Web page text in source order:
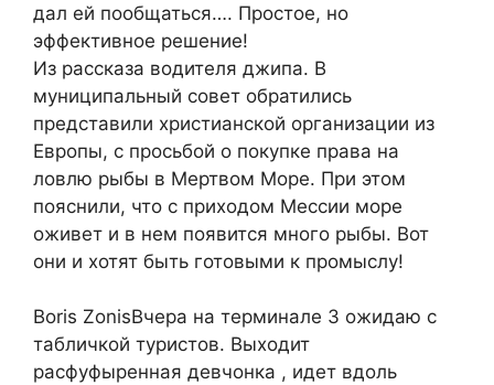
дал ей пообщаться…. Простое, но
эффективное решение!
Из рассказа водителя джипа. В
муниципальный совет обратились
представили христианской организации из
Европы, с просьбой о покупке права на
ловлю рыбы в Мертвом Море. При этом
пояснили, что с приходом Мессии море
оживет и в нем появится много рыбы. Вот
они и хотят быть готовыми к промыслу!
Boris ZonisВчера на терминале 3 ожидаю с
табличкой туристов. Выходит
расфуфыренная девчонка , идет вдоль